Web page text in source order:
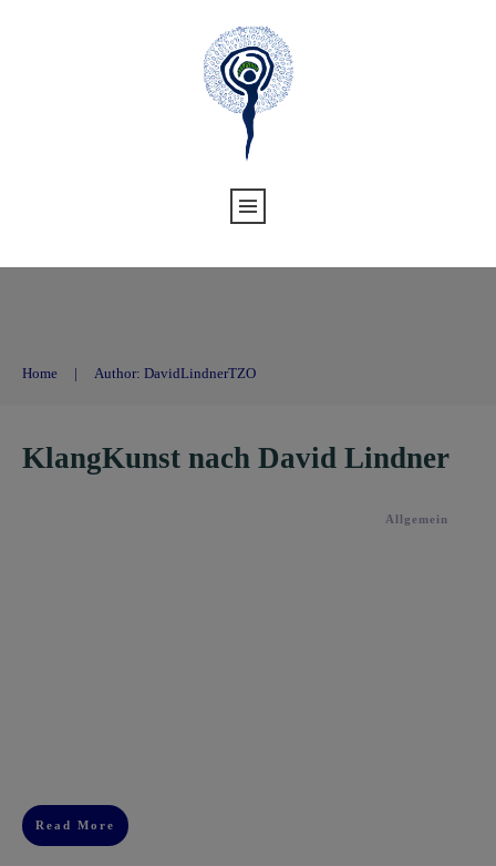
Home | Author: DavidLindnerTZO
KlangKunst nach David Lindner
Allgemein
Read More